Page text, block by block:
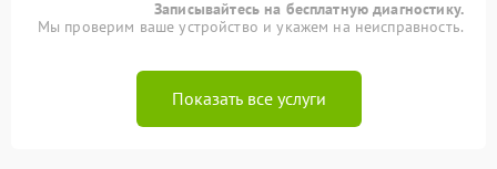
Записывайтесь на бесплатную диагностику.
Мы проверим ваше устройство и укажем на неисправность.
Показать все услуги